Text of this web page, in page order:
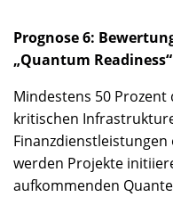
Prognose 6:
„Quantum Readiness“
Mindestens 50
kritischen
werden Projekte
aufkommenden